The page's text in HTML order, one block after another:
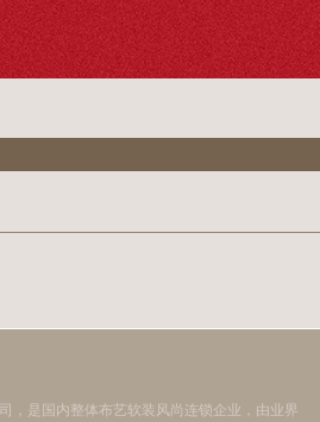
，是国内整体布艺软装风尚连锁企业，由业界